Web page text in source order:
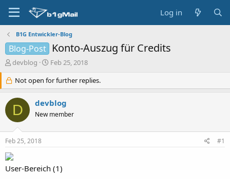
Log in
B1G Entwickler-Blog
Blog-Post Konto-Auszug für Credits
T
r
e
a
d
s
r
t
e
r
devblog
S
a
r
t
d
a
Feb 25, 2018
Not open for further replies.
D devblog
New member
Feb 25, 2018 #1
User-Bereich (1)